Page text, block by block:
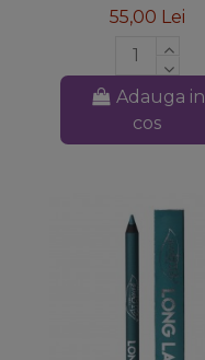
55,00 Lei
Adauga in
cos